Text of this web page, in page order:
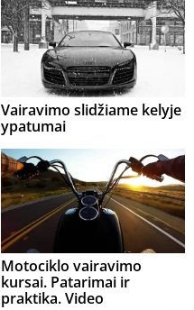
Vairavimo slidžiame kelyje
ypatumai
Motociklo vairavimo
kursai. Patarimai ir
praktika. Video